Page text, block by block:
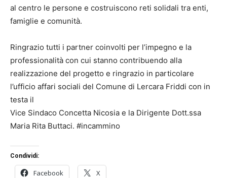
al centro le persone e costruiscono reti solidali tra enti,
famiglie e comunità.
Ringrazio tutti i partner coinvolti per l’impegno e la
professionalità con cui stanno contribuendo alla
realizzazione del progetto e ringrazio in particolare
l’ufficio affari sociali del Comune di Lercara Friddi con in
testa il
Vice Sindaco Concetta Nicosia e la Dirigente Dott.ssa
Maria Rita Buttaci. #incammino
Condividi:
Facebook X